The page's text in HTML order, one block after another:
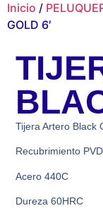
Inicio /
GOLD 6′
Tijera Artero Black
Recubrimiento PVD
Acero 440C
Dureza 60HRC